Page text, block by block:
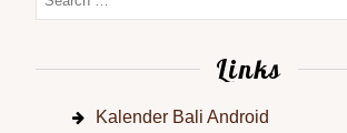
Links
Kalender Bali Android